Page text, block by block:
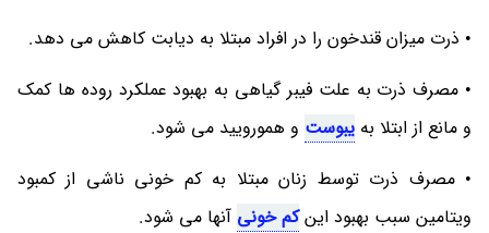
• ذرت میزان قندخون را در افراد مبتلا به دیابت کاهش می دهد.
• مصرف ذرت به علت فیبر گیاهی به بهبود عملکرد روده ها کمک
و مانع از ابتلا به یبوست و همورویید می شود.
• مصرف ذرت توسط زنان مبتلا به کم خونی ناشی از کمبود
ویتامین سبب بهبود اینکم خونی آنها می شود.